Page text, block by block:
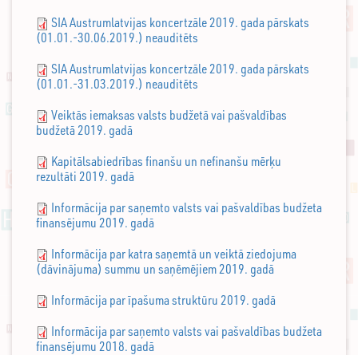
SIA Austrumlatvijas koncertzāle 2019. gada pārskats
(01.01.-30.06.2019.) neauditēts
SIA Austrumlatvijas koncertzāle 2019. gada pārskats
(01.01.-31.03.2019.) neauditēts
Veiktās iemaksas valsts budžetā vai pašvaldības
budžetā 2019. gadā
Kapitālsabiedrības finanšu un nefinanšu mērķu
rezultāti 2019. gadā
Informācija par saņemto valsts vai pašvaldības budžeta
finansējumu 2019. gadā
Informācija par katra saņemtā un veiktā ziedojuma
(dāvinājuma) summu un saņēmējiem 2019. gadā
Informācija par īpašuma struktūru 2019. gadā
Informācija par saņemto valsts vai pašvaldības budžeta
finansējumu 2018. gadā